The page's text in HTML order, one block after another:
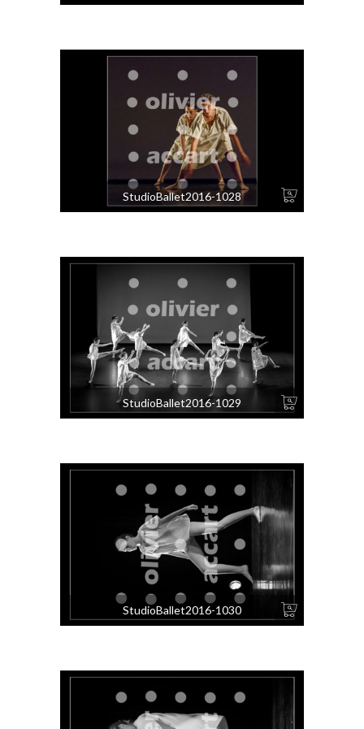
StudioBallet2016-1028
StudioBallet2016-1029
StudioBallet2016-1030